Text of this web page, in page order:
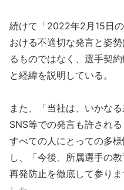
続けて「2022年2月15日
おける不適切な発言と姿
るものではなく、選手契
と経緯を説明している。
また、「当社は、いかな
SNS等での発言も許され
すべての人にとっての多
し、「今後、所属選手の
再発防止を徹底して参り